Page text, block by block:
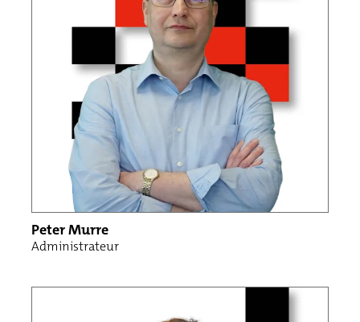
Peter Murre
Administrateur